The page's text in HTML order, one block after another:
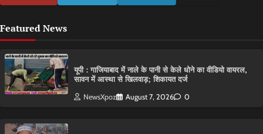
Featured News
यूपी : गाजियाबाद में नाले के पानी से केले धोने का वीडियो वायरल,
सावन में आस्था से खिलवाड़; शिकायत दर्ज
NewsXpoz August 7, 2026 0